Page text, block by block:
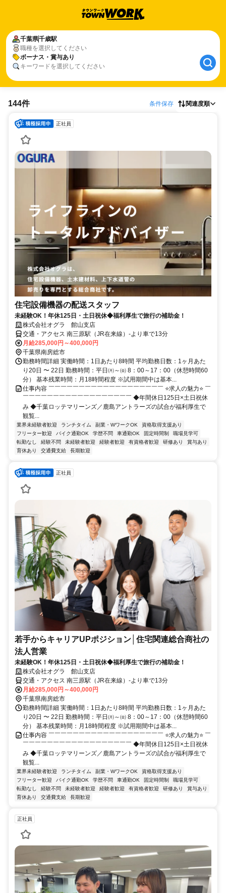
千葉県千歳駅
職種を選択してください
ボーナス・賞与あり
キーワードを選択してください
144件 条件保存 関連度順
正社員
住宅設備機器の配送スタッフ
未経験OK！年休125日・土日祝休◆福利厚生で旅行の補助金！
株式会社オグラ 館山支店
交通・アクセス 南三原駅（JR在来線）-より車で13分
月給285,000円～400,000円
千葉県南房総市
勤務時間詳細 実働時間：1日あたり8時間 平均勤務日数：1ヶ月あた
り20日 〜 22日 勤務時間：平日㈪～㈮ 8：00～17：00（休憩時間60
分） 基本残業時間：月18時間程度 ※試用期間中は基本...
仕事内容 ￣￣￣￣￣￣￣￣￣￣￣￣￣￣￣￣￣￣￣ ⭐求人の魅力⭐ ￣
￣￣￣￣￣￣￣￣￣￣￣￣￣￣￣￣￣￣ ◆年間休日125日×土日祝休
み ◆千葉ロッテマリーンズ／鹿島アントラーズの試合が福利厚生で
観覧...
業界未経験者歓迎 ランチタイム 副業・WワークOK
資格取得支援あり
フリーター歓迎
バイク通勤OK 学歴不問 車通勤OK 固定時間制
職場見学可
転勤なし
経験不問 未経験者歓迎 経験者歓迎 有資格者歓迎 研修あり
賞与あり
育休あり
交通費支給 長期歓迎
正社員
若手からキャリアUPポジション│住宅関連総合商社の
法人営業
未経験OK！年休125日・土日祝休◆福利厚生で旅行の補助金！
株式会社オグラ 館山支店
交通・アクセス 南三原駅（JR在来線）-より車で13分
月給285,000円～400,000円
千葉県南房総市
勤務時間詳細 実働時間：1日あたり8時間 平均勤務日数：1ヶ月あた
り20日 〜 22日 勤務時間：平日㈪～㈮ 8：00～17：00（休憩時間60
分） 基本残業時間：月18時間程度 ※試用期間中は基本...
仕事内容 ￣￣￣￣￣￣￣￣￣￣￣￣￣￣￣￣￣￣￣ ⭐求人の魅力⭐ ￣
￣￣￣￣￣￣￣￣￣￣￣￣￣￣￣￣￣￣ ◆年間休日125日×土日祝休
み ◆千葉ロッテマリーンズ／鹿島アントラーズの試合が福利厚生で
観覧...
業界未経験者歓迎 ランチタイム 副業・WワークOK
資格取得支援あり
フリーター歓迎
バイク通勤OK 学歴不問 車通勤OK 固定時間制
職場見学可
転勤なし
経験不問 未経験者歓迎 経験者歓迎 有資格者歓迎 研修あり
賞与あり
育休あり
交通費支給 長期歓迎
正社員